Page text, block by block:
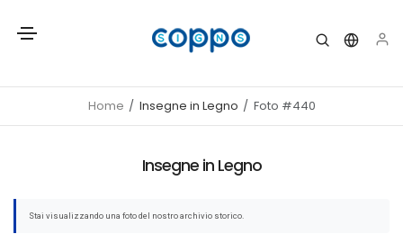
Home Insegne in Legno Foto #440
Insegne in Legno
Stai visualizzando una foto del nostro archivio storico.